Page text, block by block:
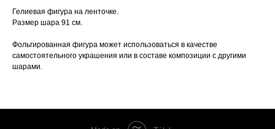
Гелиевая фигура на ленточке.
Размер шара 91 см.
Фольгированная фигура может использоваться в качестве
самостоятельного украшения или в составе композиции с другими
шарами.